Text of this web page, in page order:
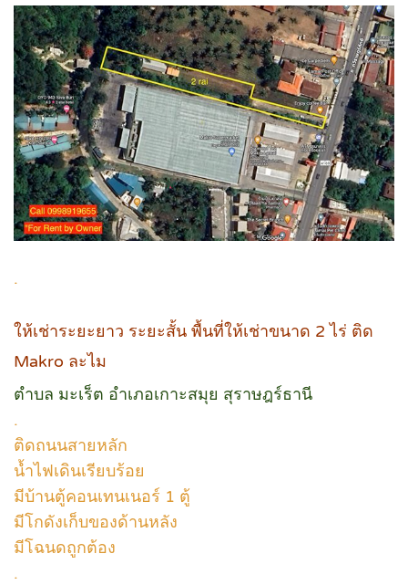
.
ให้เช่าระยะยาว ระยะสั้น พื้นที่ให้เช่าขนาด 2 ไร่ ติด
Makro ละไม
ตำบล มะเร็ต อำเภอเกาะสมุย สุราษฎร์ธานี
.
ติดถนนสายหลัก
น้ำไฟเดินเรียบร้อย
มีบ้านตู้คอนเทนเนอร์ 1 ตู้
มีโกดังเก็บของด้านหลัง
มีโฉนดถูกต้อง
.